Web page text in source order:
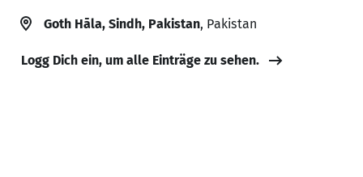
Goth Hāla, Sindh, Pakistan, Pakistan
Logg Dich ein, um alle Einträge zu sehen.